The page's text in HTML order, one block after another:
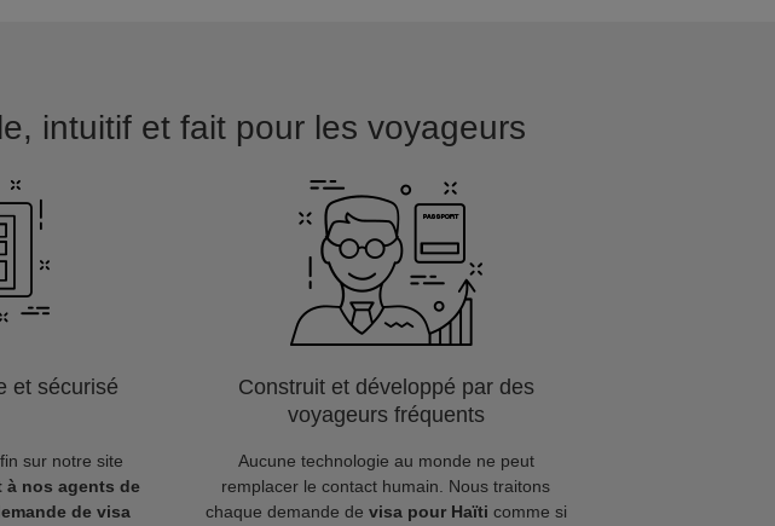
intuitif et fait pour les voyageurs
et sécurisé
sur notre site
à nos agents de
de visa
Construit et développé par des
voyageurs fréquents
Aucune technologie au monde ne peut
remplacer le contact humain. Nous traitons
chaque demande de visa pour Haïti comme si